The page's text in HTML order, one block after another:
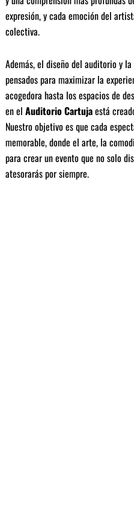
expresión, y cada emoción del
colectiva.
Además, el diseño del auditorio y
pensados para maximizar la
acogedora hasta los espacios de
en el Auditorio Cartujaestá
Nuestro objetivo es que cada
memorable, donde el arte, la
para crear un evento que no solo
atesorarás por siempre.